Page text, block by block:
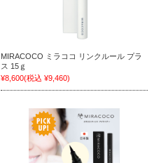
MIRACOCO ミラココ リンクルール プラ
ス 15ｇ
¥8,600(税込 ¥9,460)